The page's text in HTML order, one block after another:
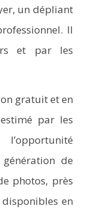
un dépliant
Il
et par les
gratuit et en
par les
de
photos, près
en